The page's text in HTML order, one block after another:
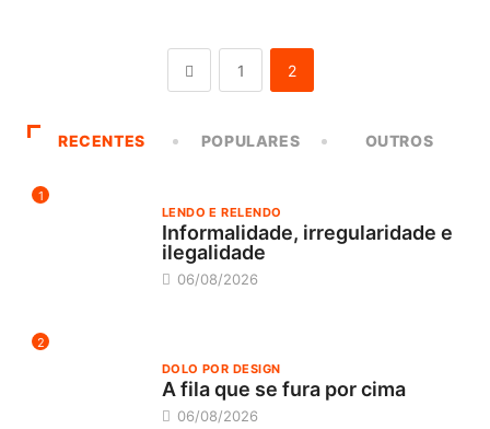
1 2
RECENTES POPULARES OUTROS
1
LENDO E RELENDO
Informalidade, irregularidade e
ilegalidade
06/08/2026
2
DOLO POR DESIGN
A fila que se fura por cima
06/08/2026